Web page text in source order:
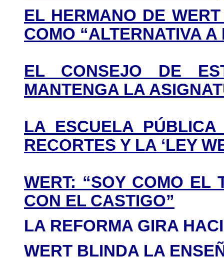
EL HERMANO DE
COMO “ALTERNATIVA
EL CONSEJO DE
MANTENGA LA
LA ESCUELA
RECORTES Y LA ‘LEY
WERT: “SOY COMO EL
CON EL CASTIGO”
LA REFORMA GIRA
WERT BLINDA LA